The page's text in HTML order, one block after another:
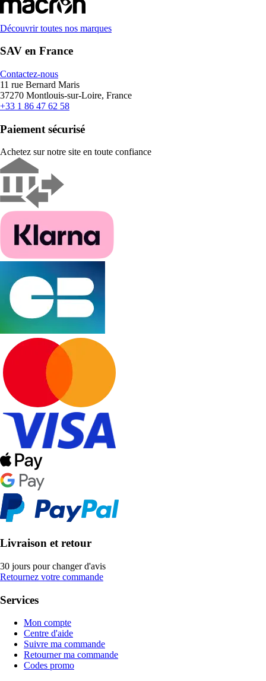
Découvrir toutes nos marques
SAV en France
Contactez-nous
11 rue Bernard Maris
37270 Montlouis-sur-Loire, France
+33 1 86 47 62 58
Paiement sécurisé
Achetez sur notre site en toute confiance
Livraison et retour
30 jours pour changer d'avis
Retournez votre commande
Services
Mon compte
Centre d'aide
Suivre ma commande
Retourner ma commande
Codes promo